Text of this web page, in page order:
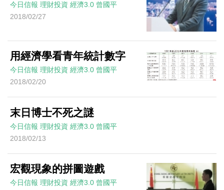
今日信報 理財投資 經濟3.0 曾國平
2018/02/27
用經濟學看青年統計數字
今日信報 理財投資 經濟3.0 曾國平
2018/02/20
末日博士不死之謎
今日信報 理財投資 經濟3.0 曾國平
2018/02/13
宏觀現象的拼圖遊戲
今日信報 理財投資 經濟3.0 曾國平